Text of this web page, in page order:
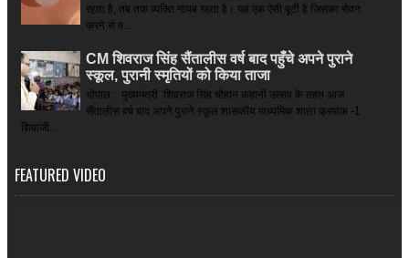
रहता है, तब तक व्यक्ति गायब रहता है। यह एक ऐसी बूटी है जिसका सेवन
करने से व...
CM शिवराज सिंह सैंतालीस वर्ष बाद पहुँचे अपने पुराने
स्कूल, पुरानी स्मृतियों को किया ताजा
भोपाल : मुख्यमंत्री शिवराज सिंह चौहान कहानी उत्सव के तहत आज
सैंतालीस वर्ष बाद अपने पुराने स्कूल शासकीय माध्यमिक शाला क्रमांक -1
शिवाजी...
FEATURED VIDEO